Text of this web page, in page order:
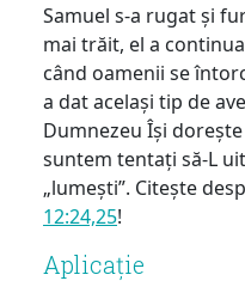
Samuel s-a rugat și
mai trăit, el a
când oamenii se
a dat același tip de
Dumnezeu Își
suntem tentați să-L
„lumești”. Citește
12:24,25!
Aplicație